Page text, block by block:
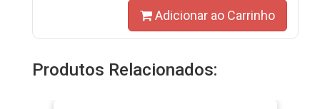
Adicionar ao Carrinho
Produtos Relacionados: